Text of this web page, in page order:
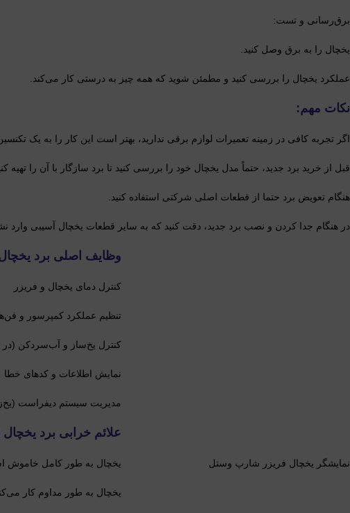
برق‌رسانی و تست:
یخچال را به برق وصل کنید.
عملکرد یخچال را بررسی کنید و مطمئن شوید که همه چیز به درستی کار می‌کند.
نکات مهم:
اگر تجربه کافی در زمینه تعمیرات لوازم برقی ندارید، بهتر است این کار را به یک
قبل از خرید برد جدید، حتماً مدل یخچال خود را بررسی کنید تا برد سازگار با آن را تهیه
هنگام تعویض برد حتما از قطعات اصلی شرکتی استفاده کنید.
در هنگام جدا کردن و نصب برد جدید، دقت کنید که به سایر قطعات یخچال آسیبی وارد
نمایشگر یخچال فریزر شارپ وستل
وظایف اصلی برد
کنترل دمای یخچال و فریزر
تنظیم عملکرد کمپرسور و
کنترل یخ‌ساز و آب‌سردکن (در
نمایش اطلاعات و کدهای خطا
مدیریت سیستم دیفراست
علائم خرابی برد
یخچال به طور کامل خاموش
یخچال به طور مداوم کار